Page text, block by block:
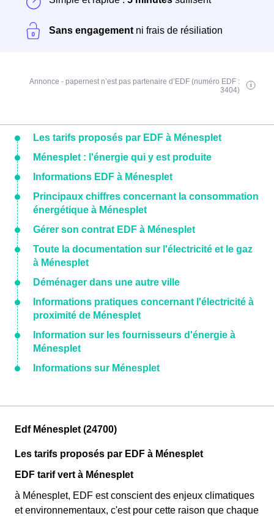
Sans engagement ni frais de résiliation
Annonce - papernest n’est pas partenaire d’EDF (numéro EDF :
3404)
Les tarifs proposés par EDF à Ménesplet
Ménesplet : l'énergie qui y est produite
Informations EDF à Ménesplet
Principaux chiffres concernant la consommation
énergétique à Ménesplet
Gérer son contrat EDF à Ménesplet
Toute la documentation sur l'électricité et le gaz
à Ménesplet
Déménager dans une autre ville
Informations pratiques concernant l'électricité à
proximité de Ménesplet
Information sur les fournisseurs d'énergie à
Ménesplet
Informations sur Ménesplet
Edf Ménesplet (24700)
Les tarifs proposés par EDF à Ménesplet
EDF tarif vert à Ménesplet
à Ménesplet, EDF est conscient des enjeux climatiques
et environnementaux, c'est pour cette raison que chaque